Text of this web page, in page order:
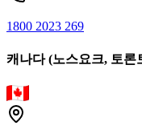
1800 2023 269
캐나다 (노스요크, 토론